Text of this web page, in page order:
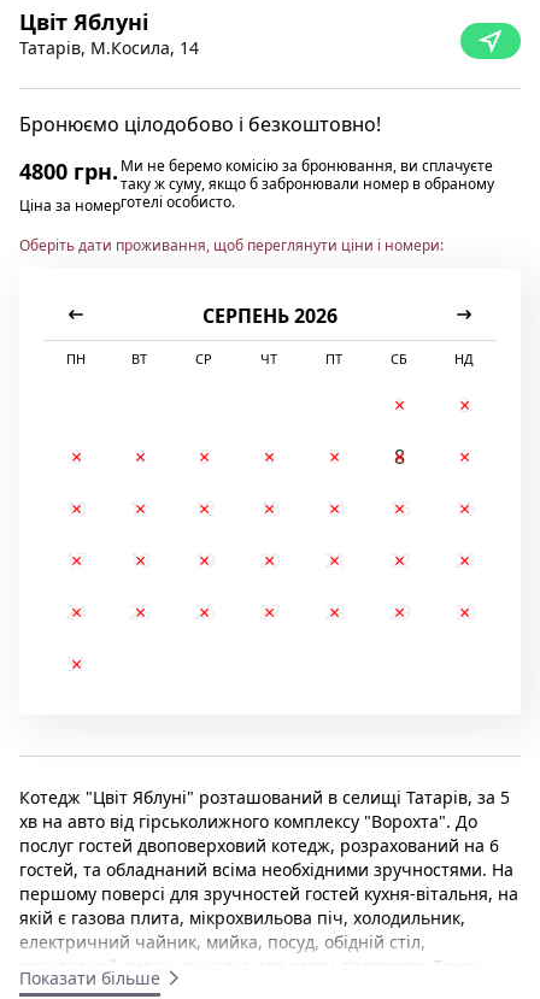
Цвіт Яблуні
Татарів, М.Косила, 14
Бронюємо цілодобово і безкоштовно!
4800 грн.
Ціна за номер
Ми не беремо комісію за бронювання, ви сплачуєте
таку ж суму, якщо б забронювали номер в обраному
готелі особисто.
Оберіть дати проживання, щоб переглянути ціни і номери:
СЕРПЕНЬ 2026
ПН ВТ СР ЧТ ПТ СБ НД
1
2
3
4 5 6 7 8
9
10
11 12 13 14 15
16
17
18 19 20 21 22
23
24
25 26 27 28 29
30
31
Котедж "Цвіт Яблуні" розташований в селищі Татарів, за 5
хв на авто від гірськолижного комплексу "Ворохта". До
послуг гостей двоповерховий котедж, розрахований на 6
гостей, та обладнаний всіма необхідними зручностями. На
першому поверсі для зручностей гостей кухня-вітальня, на
якій є газова плита, мікрохвильова піч, холодильник,
електричний чайник, мийка, посуд, обідній стіл,
розкладний диван, вішалка для одягу, телевізор. Також є
санвузол, обладнаний душовою кабіною, умивальником,
Показати більше